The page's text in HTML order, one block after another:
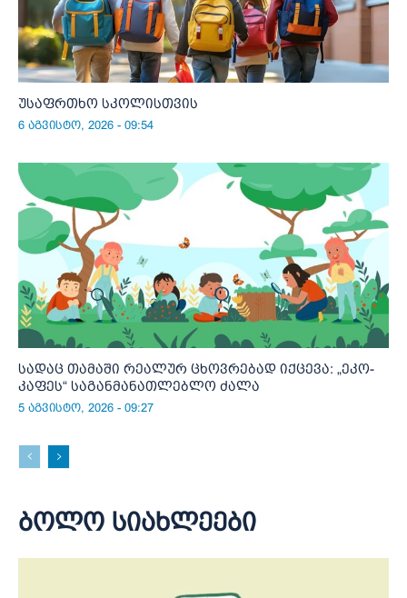
უსაფრთხო სკოლისთვის
6 აგვისტო, 2026 - 09:54
სადაც თამაში რეალურ ცხოვრებად იქცევა: „ეკო-
კაფეს“ საგანმანათლებლო ძალა
5 აგვისტო, 2026 - 09:27
ბოლო სიახლეები